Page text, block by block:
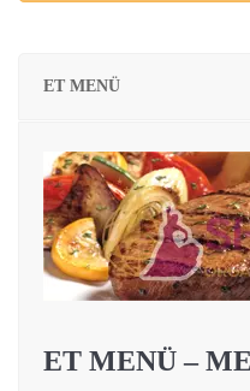
ET MENÜ
ET MENÜ –